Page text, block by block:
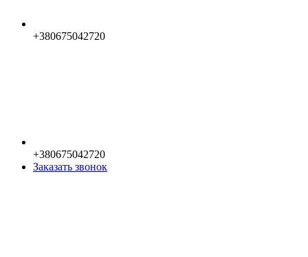
+380675042720
+380675042720
Заказать звонок